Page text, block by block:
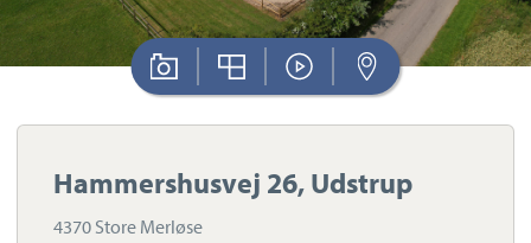
Hammershusvej 26, Udstrup
4370 Store Merløse